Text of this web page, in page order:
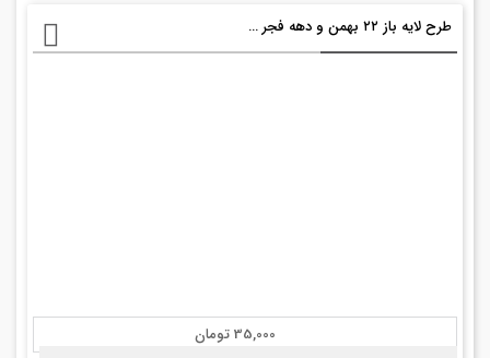
طرح لایه باز ۲۲ بهمن و دهه فجر psd
35,000 تومان